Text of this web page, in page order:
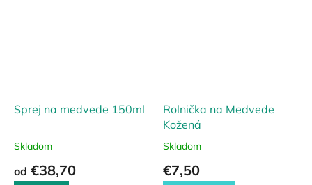
Sprej na medvede 150ml
Skladom
od €38,70
Rolnička na Medvede
Kožená
Skladom
€7,50